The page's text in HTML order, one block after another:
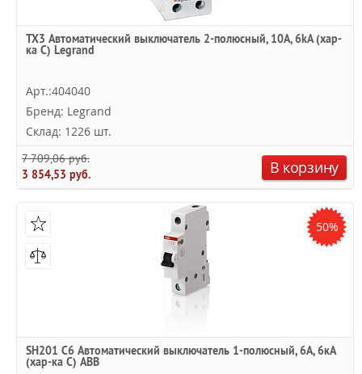
TX3 Автоматический выключатель 2-полюсный, 10А, 6kА (хар-
ка C) Legrand
Арт.:404040
Бренд: Legrand
Склад: 1226 шт.
7 709,06 руб.
3 854,53 руб.
В корзину
50%
SH201 C6 Автоматический выключатель 1-полюсный, 6А, 6кА
(хар-ка C) ABB